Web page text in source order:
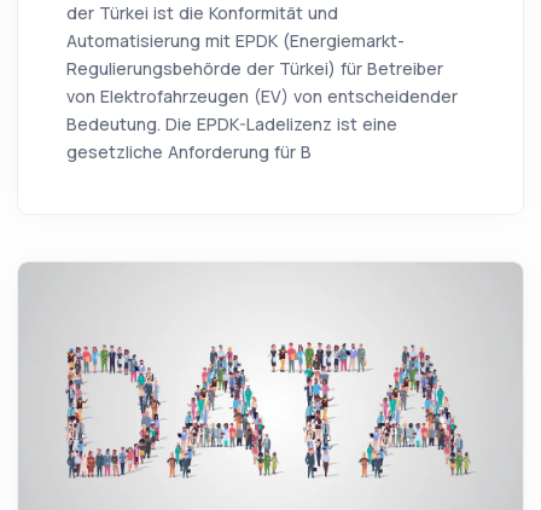
der Türkei ist die Konformität und
Automatisierung mit EPDK (Energiemarkt-
Regulierungsbehörde der Türkei) für Betreiber
von Elektrofahrzeugen (EV) von entscheidender
Bedeutung. Die EPDK-Ladelizenz ist eine
gesetzliche Anforderung für B